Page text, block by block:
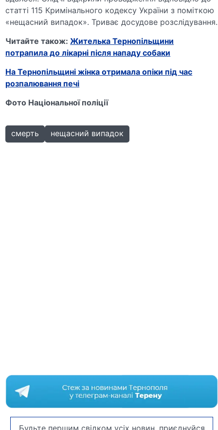
статті 115 Кримінального кодексу України з поміткою
«нещасний випадок». Триває досудове розслідування.
Читайте також:Жителька Тернопільщини
потрапила до лікарні після нападу собаки
На Тернопільщині жінка отримала опіки під час
розпалювання печі
Фото Національної поліції
смерть нещасний випадок
Будьте першим свідком усіх новин, приєднуйся